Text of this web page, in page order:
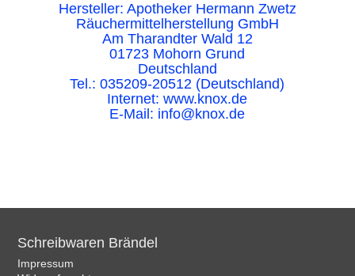
Hersteller: Apotheker Hermann Zwetz
Räuchermittelherstellung GmbH
Am Tharandter Wald 12
01723 Mohorn Grund
Deutschland
Tel.: 035209-20512 (Deutschland)
Internet: www.knox.de
E-Mail: info@knox.de
Schreibwaren Brändel
Impressum